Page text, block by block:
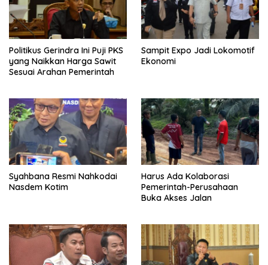
Politikus Gerindra Ini Puji PKS
yang Naikkan Harga Sawit
Sesuai Arahan Pemerintah
Sampit Expo Jadi Lokomotif
Ekonomi
Syahbana Resmi Nahkodai
Nasdem Kotim
Harus Ada Kolaborasi
Pemerintah-Perusahaan
Buka Akses Jalan